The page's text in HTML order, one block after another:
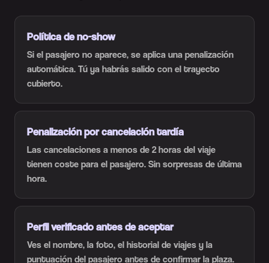
Política de no-show
Si el pasajero no aparece, se aplica una penalización
automática. Tú ya habrás salido con el trayecto
cubierto.
Penalización por cancelación tardía
Las cancelaciones a menos de 2 horas del viaje
tienen coste para el pasajero. Sin sorpresas de última
hora.
Perfil verificado antes de aceptar
Ves el nombre, la foto, el historial de viajes y la
puntuación del pasajero antes de confirmar la plaza.